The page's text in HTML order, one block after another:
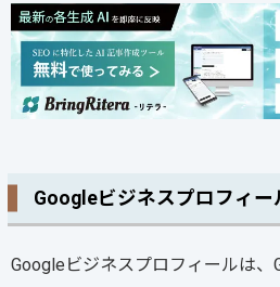
Googleビジネスプロフィー
Googleビジネスプロフィールは、